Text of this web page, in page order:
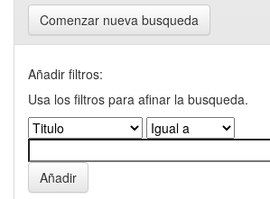
Comenzar nueva busqueda
Añadir filtros:
Usa los filtros para afinar la busqueda.